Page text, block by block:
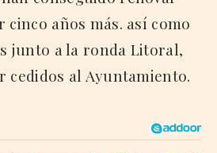
años más. así como
junto a la ronda Litoral,
cedidos al Ayuntamiento.